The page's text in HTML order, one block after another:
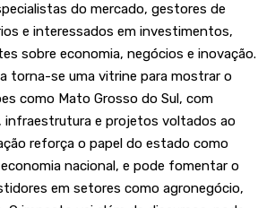
do mercado, gestores de
e interessados em investimentos,
sobre economia, negócios e inovação.
torna-se uma vitrine para mostrar o
como Mato Grosso do Sul, com
infraestrutura e projetos voltados ao
reforça o papel do estado como
nacional, e pode fomentar o
em setores como agronegócio,